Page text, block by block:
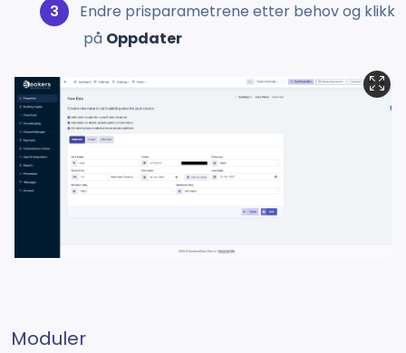
Endre prisparametrene etter behov og klikk
på Oppdater
Moduler